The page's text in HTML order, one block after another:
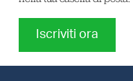
Iscriviti ora